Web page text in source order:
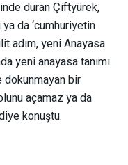
duran Çiftyürek,
da ‘cumhuriyetin
adım, yeni Anayasa
yeni anayasa tanımı
bir
açamaz ya da
konuştu.